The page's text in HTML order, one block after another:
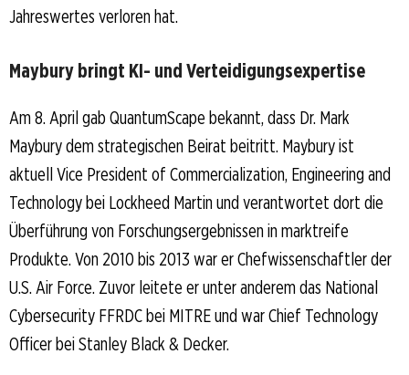
Jahreswertes verloren hat.
Maybury bringt KI- und Verteidigungsexpertise
Am 8. April gab QuantumScape bekannt, dass Dr. Mark
Maybury dem strategischen Beirat beitritt. Maybury ist
aktuell Vice President of Commercialization, Engineering and
Technology bei Lockheed Martin und verantwortet dort die
Überführung von Forschungsergebnissen in marktreife
Produkte. Von 2010 bis 2013 war er Chefwissenschaftler der
U.S. Air Force. Zuvor leitete er unter anderem das National
Cybersecurity FFRDC bei MITRE und war Chief Technology
Officer bei Stanley Black & Decker.